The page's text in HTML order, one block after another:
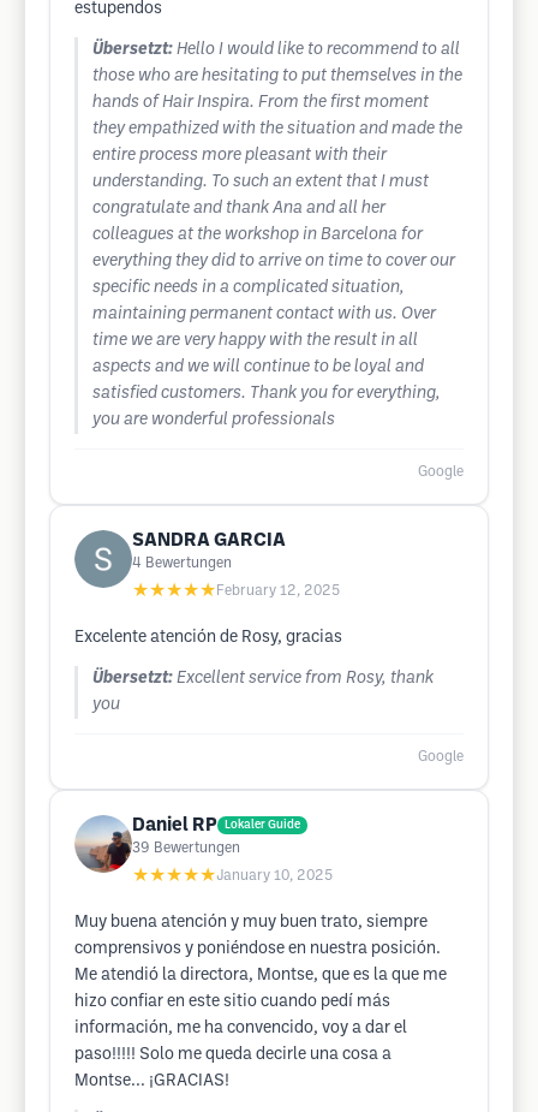
estupendos
Übersetzt: Hello I would like to recommend to all
those who are hesitating to put themselves in the
hands of Hair Inspira. From the first moment
they empathized with the situation and made the
entire process more pleasant with their
understanding. To such an extent that I must
congratulate and thank Ana and all her
colleagues at the workshop in Barcelona for
everything they did to arrive on time to cover our
specific needs in a complicated situation,
maintaining permanent contact with us. Over
time we are very happy with the result in all
aspects and we will continue to be loyal and
satisfied customers. Thank you for everything,
you are wonderful professionals
Google
SANDRA GARCIA
4 Bewertungen
★★★★★ February 12, 2025
Excelente atención de Rosy, gracias
Übersetzt: Excellent service from Rosy, thank
you
Google
Daniel RP Lokaler Guide
39 Bewertungen
★★★★★January 10, 2025
Muy buena atención y muy buen trato, siempre
comprensivos y poniéndose en nuestra posición.
Me atendió la directora, Montse, que es la que me
hizo confiar en este sitio cuando pedí más
información, me ha convencido, voy a dar el
paso!!!!! Solo me queda decirle una cosa a
Montse... ¡GRACIAS!